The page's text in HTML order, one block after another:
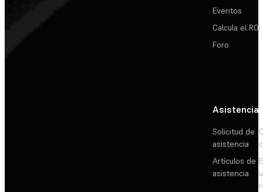
Eventos
Calcula el ROI
Foro
Asistencia
Solicitud de
asistencia
Artículos de
asistencia